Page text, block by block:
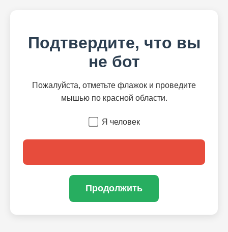
Подтвердите, что вы
не бот
Пожалуйста, отметьте флажок и проведите
мышью по красной области.
Я человек
Продолжить